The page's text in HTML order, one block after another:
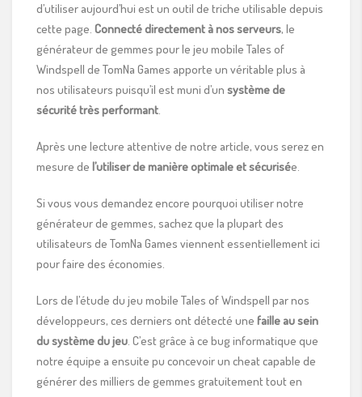
d’utiliser aujourd’hui est un outil de triche utilisable depuis
cette page. Connecté directement à nos serveurs, le
générateur de gemmes pour le jeu mobile Tales of
Windspell de TomNa Games apporte un véritable plus à
nos utilisateurs puisqu’il est muni d’un système de
sécurité très performant.
Après une lecture attentive de notre article, vous serez en
mesure de l’utiliser de manière optimale et sécurisée.
Si vous vous demandez encore pourquoi utiliser notre
générateur de gemmes, sachez que la plupart des
utilisateurs de TomNa Games viennent essentiellement ici
pour faire des économies.
Lors de l’étude du jeu mobile Tales of Windspell par nos
développeurs, ces derniers ont détecté une faille au sein
du système du jeu. C’est grâce à ce bug informatique que
notre équipe a ensuite pu concevoir un cheat capable de
générer des milliers de gemmes gratuitement tout en